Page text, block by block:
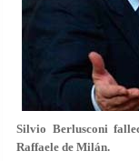
Silvio Berlusconi
Raffaele de Milán.